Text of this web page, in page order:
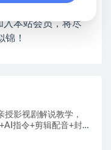
本站会员，将尽
！
影视剧解说教学，
指令+剪辑配音+封